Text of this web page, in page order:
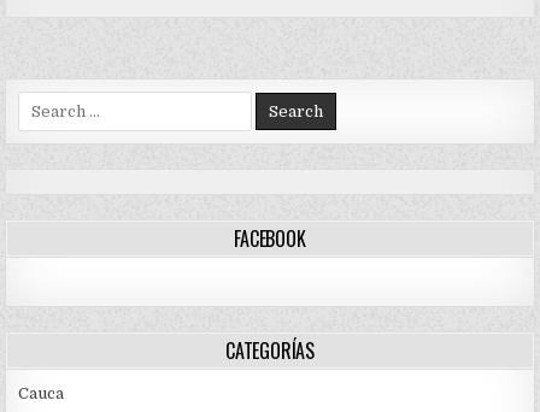
for:
FACEBOOK
CATEGORÍAS
Cauca